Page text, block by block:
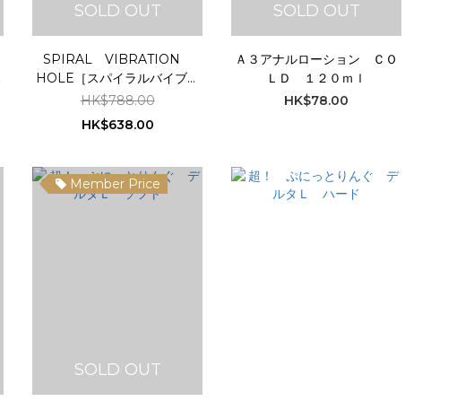
SOLD OUT
SPIRAL VIBRATION
HOLE［スパイラルバイブレ
ーションホール］
HK$788.00
HK$638.00
SOLD OUT
Ａ３アナルローション ＣＯ
ＬＤ １２０ｍｌ
HK$78.00
Member Price
SOLD OUT